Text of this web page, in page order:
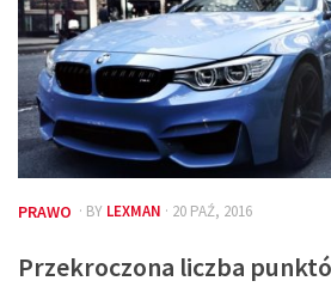
PRAWO · BY LEXMAN · 20 PAŹ, 2016
Przekroczona liczba